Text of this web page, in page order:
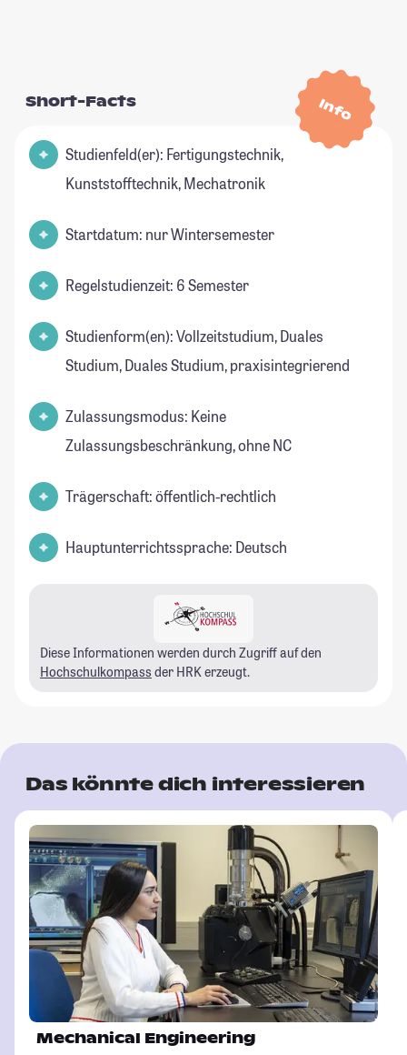
Info
Short-Facts
Studienfeld(er): Fertigungstechnik,
Kunststofftechnik, Mechatronik
Startdatum: nur Wintersemester
Regelstudienzeit: 6 Semester
Studienform(en): Vollzeitstudium, Duales
Studium, Duales Studium, praxisintegrierend
Zulassungsmodus: Keine
Zulassungsbeschränkung, ohne NC
Trägerschaft: öffentlich-rechtlich
Hauptunterrichtssprache: Deutsch
Diese Informationen werden durch Zugriff auf den
Hochschulkompass der HRK erzeugt.
Das könnte dich interessieren
Mechanical Engineering